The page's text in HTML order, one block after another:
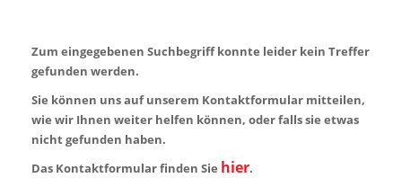
Zum eingegebenen Suchbegriff konnte leider kein Treffer
gefunden werden.
Sie können uns auf unserem Kontaktformular mitteilen,
wie wir Ihnen weiter helfen können, oder falls sie etwas
nicht gefunden haben.
Das Kontaktformular finden Sie hier.